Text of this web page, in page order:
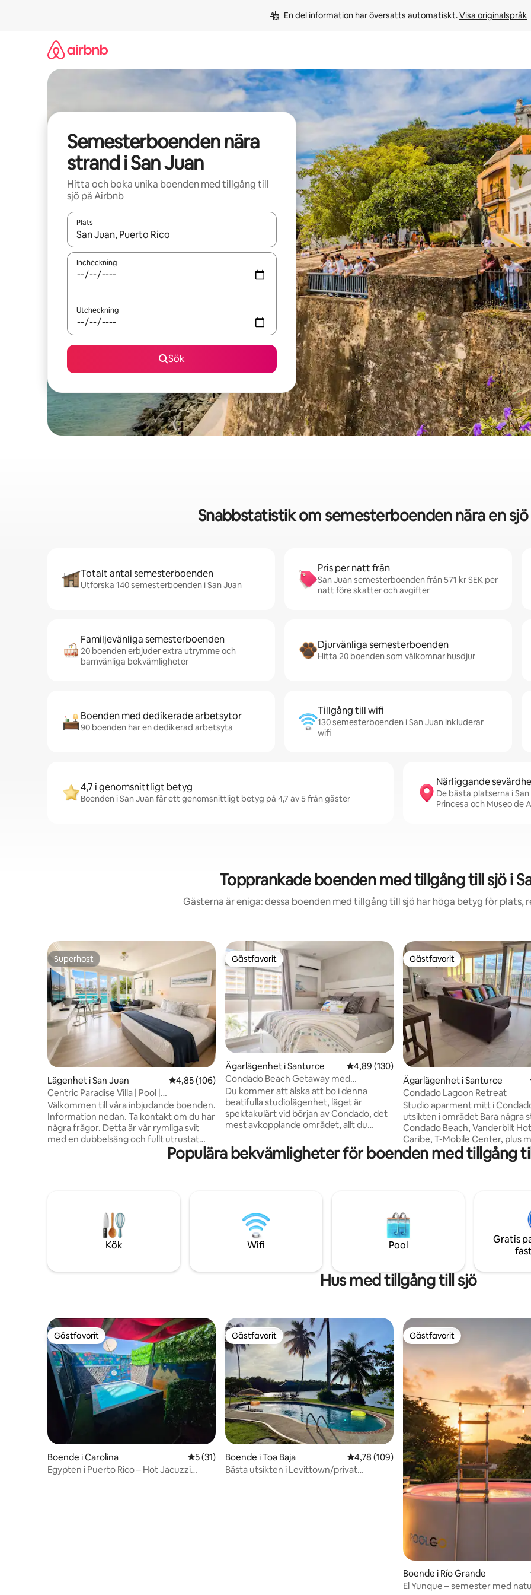
En del information har översatts automatiskt. Visa originalspråk
Semesterboenden nära
strand i San Juan
Hitta och boka unika boenden med tillgång till
sjö på Airbnb
Plats
När resultaten är tillgängliga kan du navigera med upp- och nedåtpilarna eller utforska genom att trycka eller svepa.
Incheckning
Utcheckning
Sök
Snabbstatistik om semesterboenden nära en sjö
Totalt antal semesterboenden
Utforska 140 semesterboenden i San Juan
Pris per natt från
San Juan semesterboenden från 571 kr SEK per
natt före skatter och avgifter
Familjevänliga semesterboenden
20 boenden erbjuder extra utrymme och
barnvänliga bekvämligheter
Djurvänliga semesterboenden
Hitta 20 boenden som välkomnar husdjur
Boenden med dedikerade arbetsytor
90 boenden har en dedikerad arbetsyta
Tillgång till wifi
130 semesterboenden i San Juan inkluderar
wifi
4,7 i genomsnittligt betyg
Boenden i San Juan får ett genomsnittligt betyg på 4,7 av 5 från gäster
Närliggande
De bästa platserna i
Princesa och Museo de
Topprankade boenden med tillgång till sjö i
Gästerna är eniga: dessa boenden med tillgång till sjö har höga betyg för plats,
Superhost
Superhost
Lägenhet i San Juan 4,85 av 5 i genomsnittligt betyg, 106 omdömen
4,85 (106)
Centric Paradise Villa | Pool |
Kryssningshamnar
Välkommen till våra inbjudande boenden.
Information nedan. Ta kontakt om du har
några frågor. Detta är vår rymliga svit
med en dubbelsäng och fullt utrustat
pentry. Bredvid Paseo Caribe och Caribe
Hilton kan du äta på närliggande
och en lagun i närheten.
Reservgenerator och cistern ingår.
Koppla av eller ha kul - ditt val. Njut av
poolen, terrassen, bubbelpoolen och
Gästfavorit
Gästfavorit
Ägarlägenhet i Santurce 4,89 av 5 i genomsnittligt betyg, 130
4,89 (130)
Condado Beach Getaway med
havsutsikt.
Du kommer att älska att bo i denna
beatifulla studiolägenhet, läget är
spektakulärt vid början av Condado, det
mest avkopplande området, allt du
vara på ett hotell! Stranden ligger tvärs
över gatan lilla condado beach och
bara 10 minuter från sju flygplats,
kommer det att vara din perfekta plats
att njuta av ön när det är som bäst!
Gästfavorit
Gästfavorit
Ägarlägenhet i Santurce
Condado Lagoon Retreat
Studio aparment mitt i
utsikten i området Bara några steg till
Condado Beach, Vanderbilt
Caribe, T-Mobile Center, plus
butiker och restauranger,
överallt. Det ger alla bekvämligheter du
på först ankomst (inte garanti).
finns alltid allmän
över gatan på din bekostnad.
Populära bekvämligheter för boenden med tillgång
Kök Wifi Pool
Gratis
Hus med tillgång till sjö
Gästfavorit
Gästfavorit
Boende i Carolina 5 av 5 i genomsnittligt betyg, 31 omdömen
5 (31)
Egypten i Puerto Rico – Hot Jacuzzi
Gästfavorit
Gästfavorit
Boende i Toa Baja 4,78 av 5 i genomsnittligt betyg, 109
4,78 (109)
Bästa utsikten i Levittown/privat
Gästfavorit
Gästfavorit
Boende i Río Grande
El Yunque – semester med